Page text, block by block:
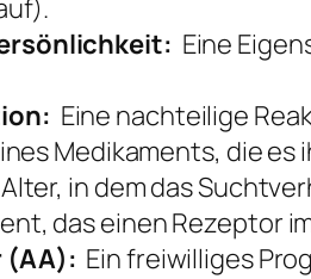
Eine
Eine nachteilige
Medikaments, die
in dem das
das einen Rezeptor
(AA): Ein freiwilliges